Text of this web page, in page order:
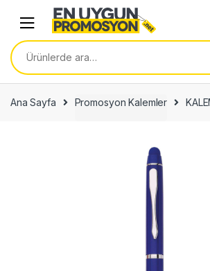
navigation
content
Ara:
Ana Sayfa Promosyon Kalemler